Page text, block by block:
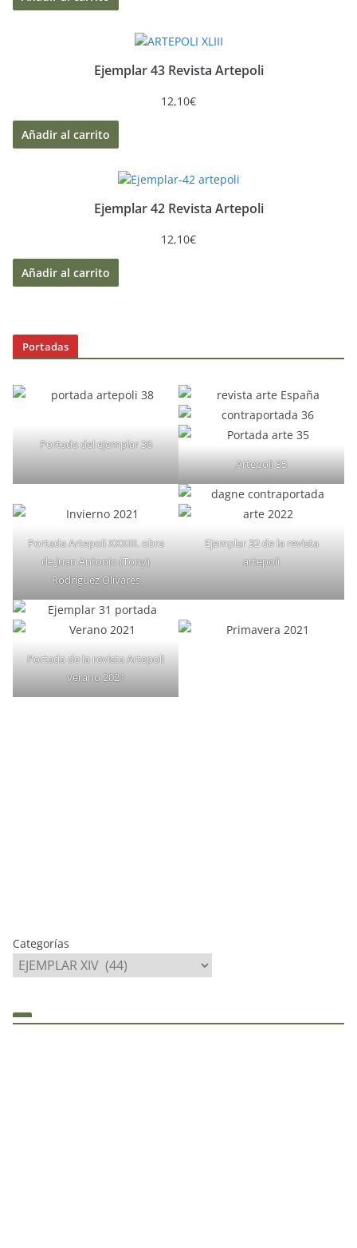
Ejemplar 43 Revista Artepoli
12,10€
Añadir al carrito
Ejemplar 42 Revista Artepoli
12,10€
Añadir al carrito
Portadas
Portada del ejemplar 36
Artepoli 35
Portada Artepoli XXXIII. obra
de Juan Antonio (Tony)
Rodríguez Olivares
Ejemplar 32 de la revista
artepoli
Portada de la revista Artepoli
verano 2021
Categorías